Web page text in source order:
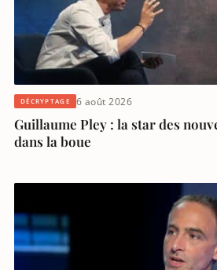
DÉCRYPTAGE 6 août 2026
Guillaume Pley : la star des
dans la boue